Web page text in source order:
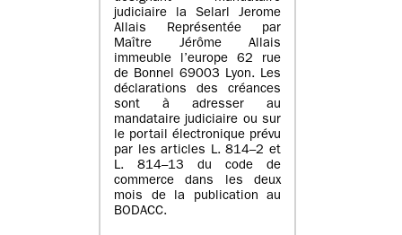
judiciaire la Selarl Jerome
Allais Représentée par
Maître Jérôme Allais
immeuble l’europe 62 rue
de Bonnel 69003 Lyon. Les
déclarations des créances
sont à adresser au
mandataire judiciaire ou sur
le portail électronique prévu
par les articles L. 814–2 et
L. 814–13 du code de
commerce dans les deux
mois de la publication au
BODACC.